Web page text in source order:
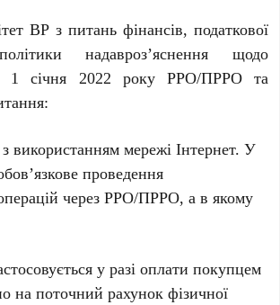
ВР з питань фінансів, податкової
надавроз’яснення щодо
з 1 січня 2022 року РРО/ПРРО та
використанням мережі Інтернет. У
проведення
через РРО/ПРРО, а в якому
у разі оплати покупцем
на поточний рахунок фізичної